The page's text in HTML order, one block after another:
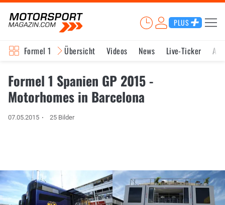
PLUS
Formel 1 Übersicht Videos News Live-Ticker
Formel 1 Spanien GP 2015 -
Motorhomes in Barcelona
07.05.2015 25 Bilder